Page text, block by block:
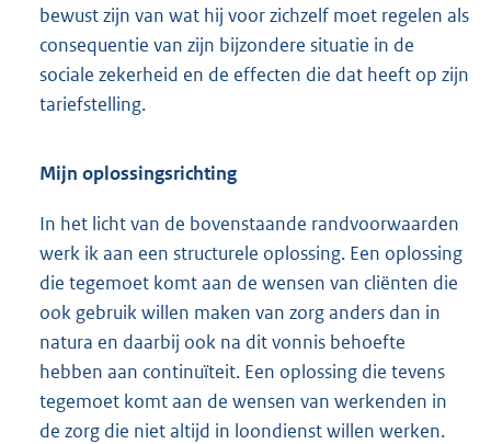
bewust zijn van wat hij voor zichzelf moet regelen als
consequentie van zijn bijzondere situatie in de
sociale zekerheid en de effecten die dat heeft op zijn
tariefstelling.
Mijn oplossingsrichting
In het licht van de bovenstaande randvoorwaarden
werk ik aan een structurele oplossing. Een oplossing
die tegemoet komt aan de wensen van cliënten die
ook gebruik willen maken van zorg anders dan in
natura en daarbij ook na dit vonnis behoefte
hebben aan continuïteit. Een oplossing die tevens
tegemoet komt aan de wensen van werkenden in
de zorg die niet altijd in loondienst willen werken.